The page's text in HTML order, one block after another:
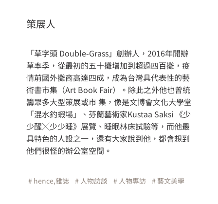
策展人
「草字頭 Double-Grass」創辦人，2016年開辦
草率季，從最初的五十攤增加到超過四百攤，疫
情前國外攤商高達四成，成為台灣具代表性的藝
術書市集（Art Book Fair）。除此之外他也曾統
籌眾多大型策展或市 集，像是文博會文化大學堂
「混水釣蝦場」、芬蘭藝術家Kustaa Saksi 《少
少醒╳少少睡》展覽、睡眠林床試驗等，而他最
具特色的人設之一，還有大家說到他，都會想到
他們很怪的辦公室空間。
# hence,雜誌 # 人物訪談 # 人物專訪 # 藝文美學